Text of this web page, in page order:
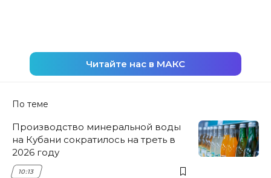
Читайте нас в МАКС
По теме
Производство минеральной воды
на Кубани сократилось на треть в
2026 году
10:13